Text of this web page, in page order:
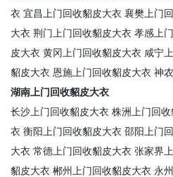
衣 宜昌上门回收貂皮大衣 襄樊上门
大衣 荆门上门回收貂皮大衣 孝感上
皮大衣 黄冈上门回收貂皮大衣 咸宁
貂皮大衣 恩施上门回收貂皮大衣 神
湖南上门回收貂皮大衣
长沙上门回收貂皮大衣 株洲上门回
衣 衡阳上门回收貂皮大衣 邵阳上门
大衣 常德上门回收貂皮大衣 张家界
貂皮大衣 郴州上门回收貂皮大衣 永